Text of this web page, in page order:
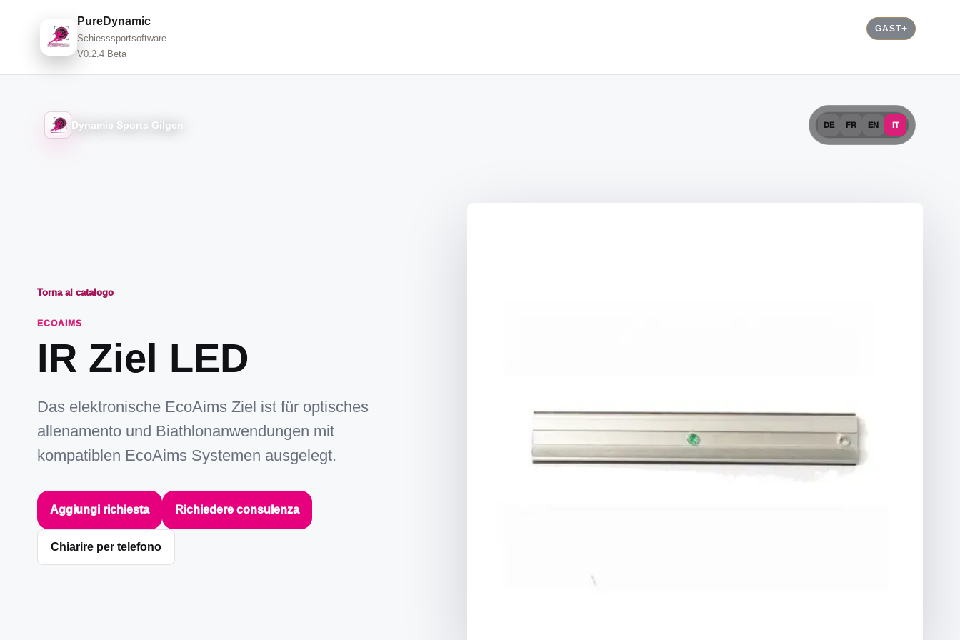
PureDynamic
Schiesssportsoftware
V0.2.4 Beta
GAST
Dynamic Sports Gilgen DE FR EN IT
Torna al catalogo
ECOAIMS
IR Ziel LED
Das elektronische EcoAims Ziel ist für optisches
allenamento und Biathlonanwendungen mit
kompatiblen EcoAims Systemen ausgelegt.
Aggiungi richiesta Richiedere consulenza
Chiarire per telefono